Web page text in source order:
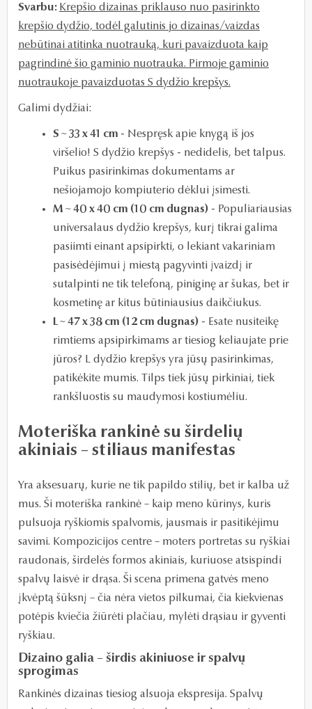
Svarbu: Krepšio dizainas priklauso nuo pasirinkto
krepšio dydžio, todėl galutinis jo dizainas/vaizdas
nebūtinai atitinka nuotrauką, kuri pavaizduota kaip
pagrindinė šio gaminio nuotrauka. Pirmoje gaminio
nuotraukoje pavaizduotas S dydžio krepšys.
Galimi dydžiai:
S ~ 33 x 41 cm - Nespręsk apie knygą iš jos
viršelio! S dydžio krepšys - nedidelis, bet talpus.
Puikus pasirinkimas dokumentams ar
nešiojamojo kompiuterio dėklui įsimesti.
M ~ 40 x 40 cm (10 cm dugnas) - Populiariausias
universalaus dydžio krepšys, kurį tikrai galima
pasiimti einant apsipirkti, o lekiant vakariniam
pasisėdėjimui į miestą pagyvinti įvaizdį ir
sutalpinti ne tik telefoną, piniginę ar šukas, bet ir
kosmetinę ar kitus būtiniausius daikčiukus.
L ~ 47 x 38 cm (12 cm dugnas) - Esate nusiteikę
rimtiems apsipirkimams ar tiesiog keliaujate prie
jūros? L dydžio krepšys yra jūsų pasirinkimas,
patikėkite mumis. Tilps tiek jūsų pirkiniai, tiek
rankšluostis su maudymosi kostiumėliu.
Moteriška rankinė su širdelių
akiniais – stiliaus manifestas
Yra aksesuarų, kurie ne tik papildo stilių, bet ir kalba už
mus. Ši moteriška rankinė – kaip meno kūrinys, kuris
pulsuoja ryškiomis spalvomis, jausmais ir pasitikėjimu
savimi. Kompozicijos centre – moters portretas su ryškiai
raudonais, širdelės formos akiniais, kuriuose atsispindi
spalvų laisvė ir drąsa. Ši scena primena gatvės meno
įkvėptą šūksnį – čia nėra vietos pilkumai, čia kiekvienas
potėpis kviečia žiūrėti plačiau, mylėti drąsiau ir gyventi
ryškiau.
Dizaino galia – širdis akiniuose ir spalvų
sprogimas
Rankinės dizainas tiesiog alsuoja ekspresija. Spalvų